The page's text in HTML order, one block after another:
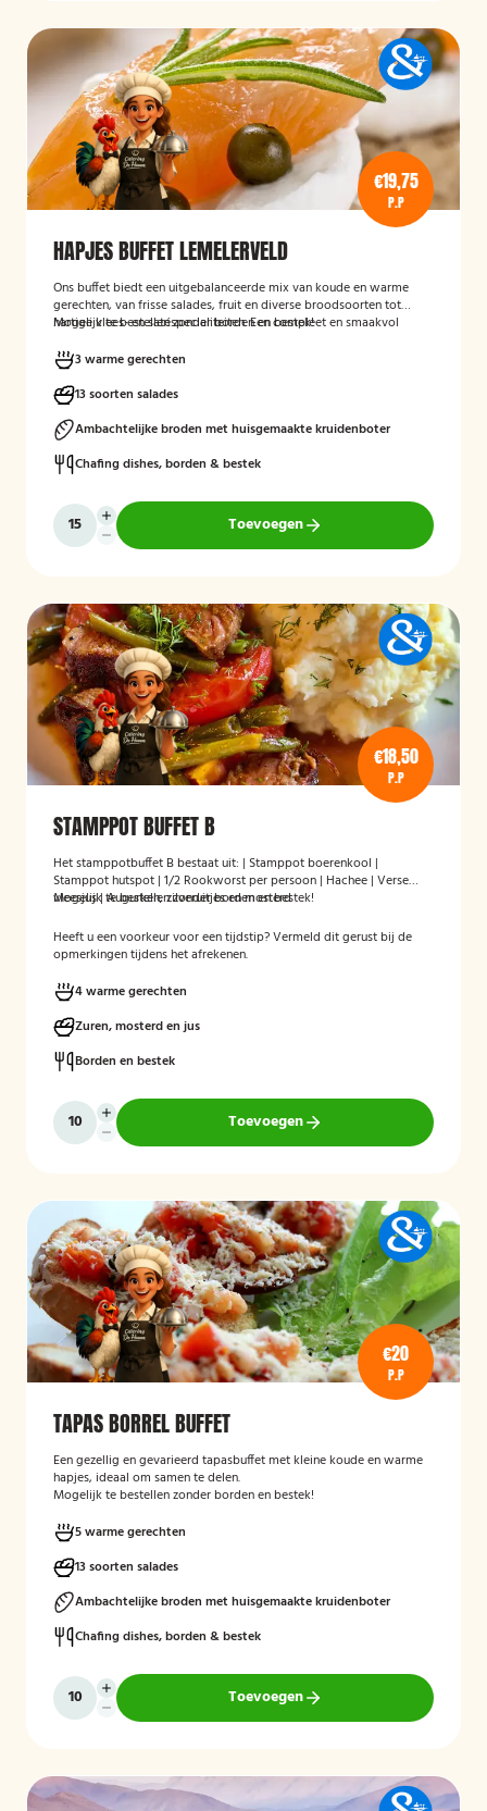
€19,75
P.P
HAPJES BUFFET LEMELERVELD
Ons buffet biedt een uitgebalanceerde mix van koude en warme
gerechten, van frisse salades, fruit en diverse broodsoorten tot
hartige vlees- en satéspecialiteiten. Een compleet en smaakvol
Mogelijk te bestellen zonder borden en bestek!
3 warme gerechten
13 soorten salades
Ambachtelijke broden met huisgemaakte kruidenboter
Chafing dishes, borden & bestek
Toevoegen
€18,50
P.P
STAMPPOT BUFFET B
Het stamppotbuffet B bestaat uit: | Stamppot boerenkool |
Stamppot hutspot | 1/2 Rookworst per persoon | Hachee | Verse
vleesjus | Augurken, zilveruitjes en mosterd
Mogelijk te bestellen zonder borden en bestek!
Heeft u een voorkeur voor een tijdstip? Vermeld dit gerust bij de
opmerkingen tijdens het afrekenen.
4 warme gerechten
Zuren, mosterd en jus
Borden en bestek
Toevoegen
€20
P.P
TAPAS BORREL BUFFET
Een gezellig en gevarieerd tapasbuffet met kleine koude en warme
hapjes, ideaal om samen te delen.
Mogelijk te bestellen zonder borden en bestek!
5 warme gerechten
13 soorten salades
Ambachtelijke broden met huisgemaakte kruidenboter
Chafing dishes, borden & bestek
Toevoegen